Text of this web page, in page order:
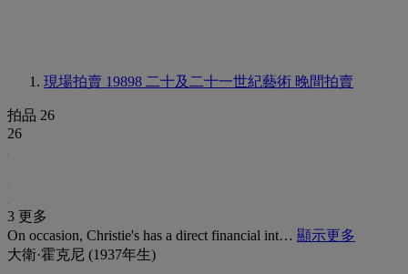
現場拍賣 19898 二十及二十一世紀藝術 晚間拍賣
拍品 26
26
3 更多
On occasion, Christie's has a direct financial int… 顯示更多
大衛·霍克尼 (1937年生)